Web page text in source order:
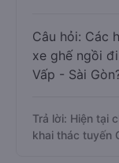
Câu hỏi: Các
xe ghế ngồi
Vấp - Sài
Trả lời: Hiện tại
khai thác tuyến